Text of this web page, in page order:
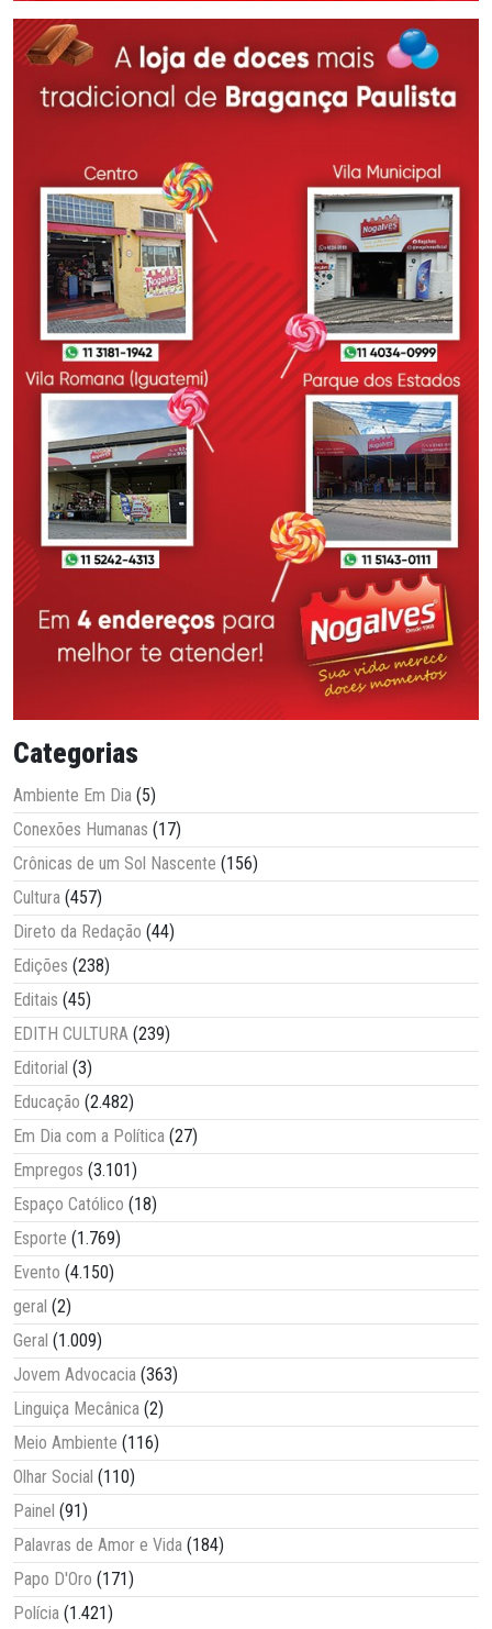
Categorias
Ambiente Em Dia (5)
Conexões Humanas (17)
Crônicas de um Sol Nascente (156)
Cultura (457)
Direto da Redação (44)
Edições (238)
Editais (45)
EDITH CULTURA (239)
Editorial (3)
Educação (2.482)
Em Dia com a Política (27)
Empregos (3.101)
Espaço Católico (18)
Esporte (1.769)
Evento (4.150)
geral (2)
Geral (1.009)
Jovem Advocacia (363)
Linguiça Mecânica (2)
Meio Ambiente (116)
Olhar Social (110)
Painel (91)
Palavras de Amor e Vida (184)
Papo D'Oro (171)
Polícia (1.421)